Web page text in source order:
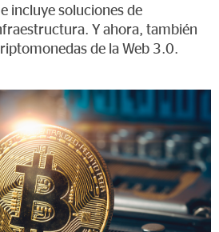
incluye soluciones de
Y ahora, también
de la Web 3.0.